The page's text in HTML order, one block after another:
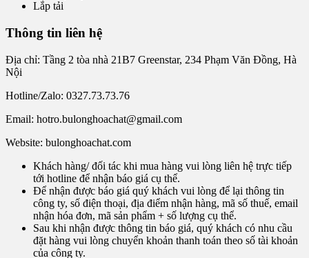
Lắp tải
Thông tin liên hệ
Địa chỉ: Tầng 2 tòa nhà 21B7 Greenstar, 234 Phạm Văn Đồng, Hà
Nội
Hotline/Zalo: 0327.73.73.76
Email: hotro.bulonghoachat@gmail.com
Website: bulonghoachat.com
Khách hàng/ đối tác khi mua hàng vui lòng liên hệ trực tiếp
tới hotline để nhận báo giá cụ thể.
Để nhận được báo giá quý khách vui lòng để lại thông tin
công ty, số điện thoại, địa điểm nhận hàng, mã số thuế, email
nhận hóa đơn, mã sản phẩm + số lượng cụ thể.
Sau khi nhận được thông tin báo giá, quý khách có nhu cầu
đặt hàng vui lòng chuyển khoản thanh toán theo số tài khoản
của công ty.